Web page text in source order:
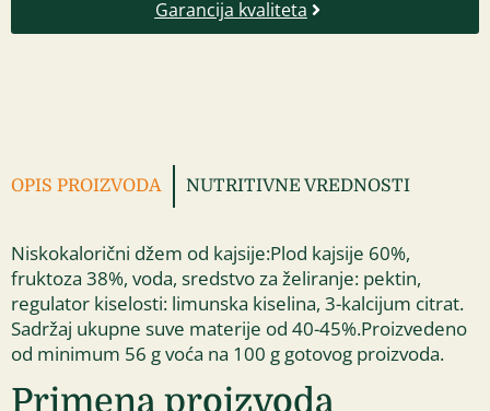
Garancija kvaliteta
OPIS PROIZVODA NUTRITIVNE VREDNOSTI
Niskokalorični džem od kajsije:Plod kajsije 60%,
fruktoza 38%, voda, sredstvo za želiranje: pektin,
regulator kiselosti: limunska kiselina, 3-kalcijum citrat.
Sadržaj ukupne suve materije od 40-45%.Proizvedeno
od minimum 56 g voća na 100 g gotovog proizvoda.
Primena proizvoda